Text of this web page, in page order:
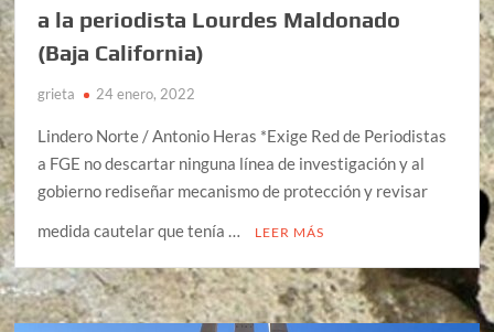
a la periodista Lourdes Maldonado
(Baja California)
grieta 24 enero, 2022
Lindero Norte / Antonio Heras *Exige Red de Periodistas
a FGE no descartar ninguna línea de investigación y al
gobierno rediseñar mecanismo de protección y revisar
medida cautelar que tenía …
LEER MÁS